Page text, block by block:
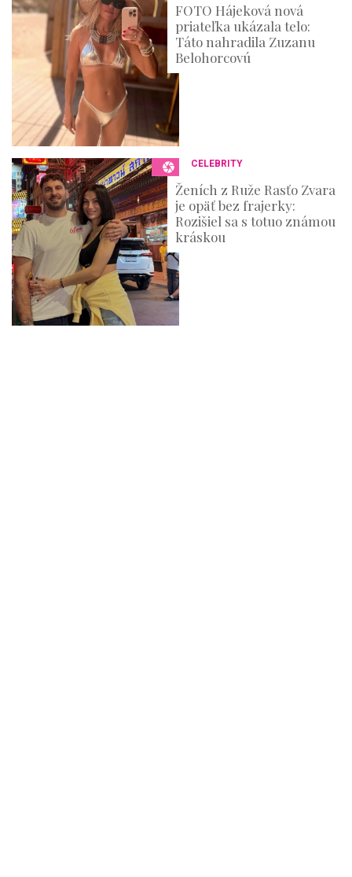
FOTO Hájeková nová
priateľka ukázala telo:
Táto nahradila Zuzanu
Belohorcovú
CELEBRITY
Ženích z Ruže Rasťo Zvara
je opäť bez frajerky:
Rozišiel sa s totuo známou
kráskou